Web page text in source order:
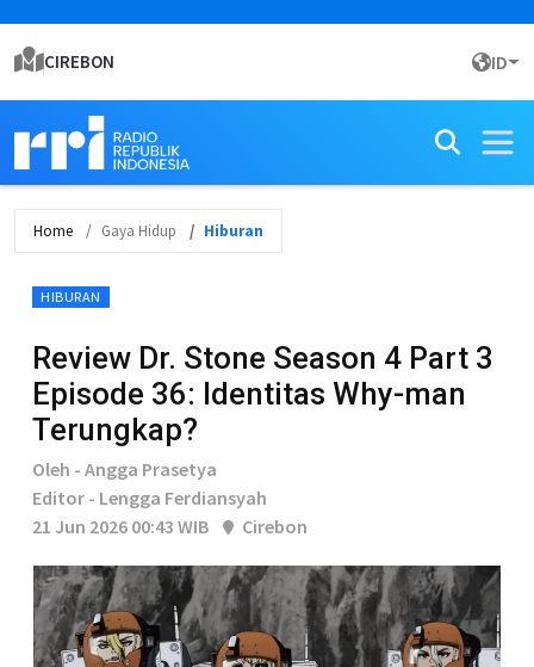
CIREBON ID
Home Gaya Hidup Hiburan
HIBURAN
Review Dr. Stone Season 4 Part 3
Episode 36: Identitas Why-man
Terungkap?
Oleh - Angga Prasetya
Editor - Lengga Ferdiansyah
21 Jun 2026 00:43 WIB
Cirebon